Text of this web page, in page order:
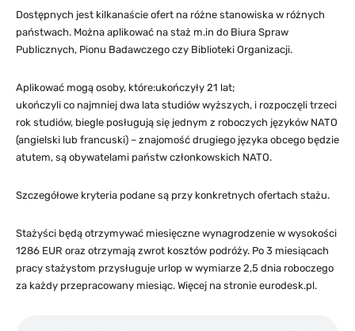
Dostępnych jest kilkanaście ofert na różne stanowiska w różnych
państwach. Można aplikować na staż m.in do Biura Spraw
Publicznych, Pionu Badawczego czy Biblioteki Organizacji.
Aplikować mogą osoby, które:ukończyły 21 lat;
ukończyli co najmniej dwa lata studiów wyższych, i rozpoczęli trzeci
rok studiów, biegle posługują się jednym z roboczych języków NATO
(angielski lub francuski) – znajomość drugiego języka obcego będzie
atutem, są obywatelami państw członkowskich NATO.
Szczegółowe kryteria podane są przy konkretnych ofertach stażu.
Stażyści będą otrzymywać miesięczne wynagrodzenie w wysokości
1286 EUR oraz otrzymają zwrot kosztów podróży. Po 3 miesiącach
pracy stażystom przysługuje urlop w wymiarze 2,5 dnia roboczego
za każdy przepracowany miesiąc. Więcej na stronie eurodesk.pl.